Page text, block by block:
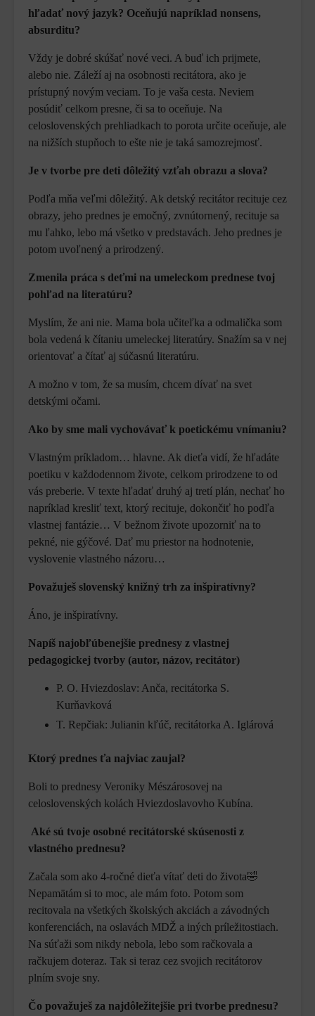
hľadať nový jazyk? Oceňujú napríklad nonsens,
absurditu?
Vždy je dobré skúšať nové veci. A buď ich prijmete,
alebo nie. Záleží aj na osobnosti recitátora, ako je
prístupný novým veciam. To je vaša cesta. Neviem
posúdiť celkom presne, či sa to oceňuje. Na
celoslovenských prehliadkach to porota určite oceňuje, ale
na nižších stupňoch to ešte nie je taká samozrejmosť.
Je v tvorbe pre deti dôležitý vzťah obrazu a slova?
Podľa mňa veľmi dôležitý. Ak detský recitátor recituje cez
obrazy, jeho prednes je emočný, zvnútornený, recituje sa
mu ľahko, lebo má všetko v predstavách. Jeho prednes je
potom uvoľnený a prirodzený.
Zmenila práca s deťmi na umeleckom prednese tvoj
pohľad na literatúru?
Myslím, že ani nie. Mama bola učiteľka a odmalička som
bola vedená k čítaniu umeleckej literatúry. Snažím sa v nej
orientovať a čítať aj súčasnú literatúru.
A možno v tom, že sa musím, chcem dívať na svet
detskými očami.
Ako by sme mali vychovávať k poetickému vnímaniu?
Vlastným príkladom… hlavne. Ak dieťa vidí, že hľadáte
poetiku v každodennom živote, celkom prirodzene to od
vás preberie. V texte hľadať druhý aj tretí plán, nechať ho
napríklad kresliť text, ktorý recituje, dokončiť ho podľa
vlastnej fantázie… V bežnom živote upozorniť na to
pekné, nie gýčové. Dať mu priestor na hodnotenie,
vyslovenie vlastného názoru…
Považuješ slovenský knižný trh za inšpiratívny?
Áno, je inšpiratívny.
Napíš najobľúbenejšie prednesy z vlastnej
pedagogickej tvorby (autor, názov, recitátor)
P. O. Hviezdoslav: Anča, recitátorka S.
Kurňavková
T. Repčiak: Julianin kľúč, recitátorka A. Iglárová
Ktorý prednes ťa najviac zaujal?
Boli to prednesy Veroniky Mészárosovej na
celoslovenských kolách Hviezdoslavovho Kubína.
Aké sú tvoje osobné recitátorské skúsenosti z
vlastného prednesu?
Začala som ako 4-ročné dieťa vítať deti do života🤣
Nepamätám si to moc, ale mám foto. Potom som
recitovala na všetkých školských akciách a závodných
konferenciách, na oslavách MDŽ a iných príležitostiach.
Na súťaži som nikdy nebola, lebo som račkovala a
račkujem doteraz. Tak si teraz cez svojich recitátorov
plním svoje sny.
Čo považuješ za najdôležitejšie pri tvorbe prednesu?